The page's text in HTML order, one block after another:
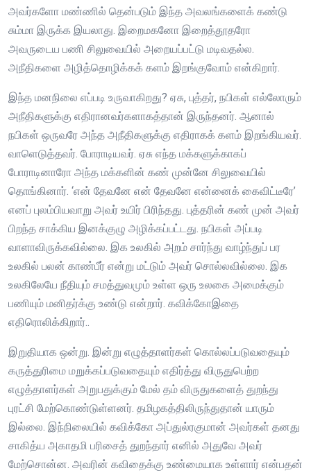
அவர்களோ மண்ணில் தென்படும் இந்த அவலங்களைக் கண்டு
சும்மா இருக்க இயலாது. இறைமகனோ இறைத்தூதரோ
அவருடைய பணி சிலுவையில் அறையப்பட்டு மடிவதல்ல.
அநீதிகளை அழித்தொழிக்கக் களம் இறங்குவோம் என்கிறார்.
இந்த மனநிலை எப்படி உருவாகிறது? ஏசு, புத்தர், நபிகள் எல்லோரும்
அநீதிகளுக்கு எதிரானவர்களாகத்தான் இருந்தனர். ஆனால்
நபிகள் ஒருவரே அந்த அநீதிகளுக்கு எதிராகக் களம் இறங்கியவர்.
வாளெடுத்தவர். போராடியவர். ஏசு எந்த மக்களுக்காகப்
போராடினாரோ அந்த மக்களின் கண் முன்னே சிலுவையில்
தொங்கினார். ‘என் தேவனே என் தேவனே என்னைக் கைவிட்டீரே’
எனப் புலம்பியவாறு அவர் உயிர் பிரிந்தது. புத்தரின் கண் முன் அவர்
பிறந்த சாக்கிய இனக்குழு அழிக்கப்பட்டது. நபிகள் அப்படி
வாளாவிருக்கவில்லை. இக உலகில் அறம் சார்ந்து வாழ்ந்துப் பர
உலகில் பலன் காண்பீர் என்று மட்டும் அவர் சொல்லவில்லை. இக
உலகிலேயே நீதியும் சமத்துவமும் உள்ள ஒரு உலகை அமைக்கும்
பணியும் மனிதர்க்கு உண்டு என்றார். கவிக்கோஇதை
எதிரொலிக்கிறார்..
இறுதியாக ஒன்று. இன்று எழுத்தாளர்கள் கொல்லப்படுவதையும்
கருத்துரிமை மறுக்கப்படுவதையும் எதிர்த்து விருதுபெற்ற
எழுத்தாளர்கள் அறுபதுக்கும் மேல் தம் விருதுகளைத் துறந்து
புரட்சி மேற்கொண்டுள்ளனர். தமிழகத்திலிருந்துதான் யாரும்
இல்லை. இந்நிலையில் கவிக்கோ அப்துல்ரகுமான் அவர்கள் தனது
சாகித்ய அகாதமி பரிசைத் துறந்தார் எனில் அதுவே அவர்
மேற்சொன்ன. அவரின் கவிதைக்கு உண்மையாக உள்ளார் என்பதன்